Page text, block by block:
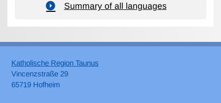
Summary of all languages
Katholische Region Taunus
Vincenzstraße 29
65719 Hofheim